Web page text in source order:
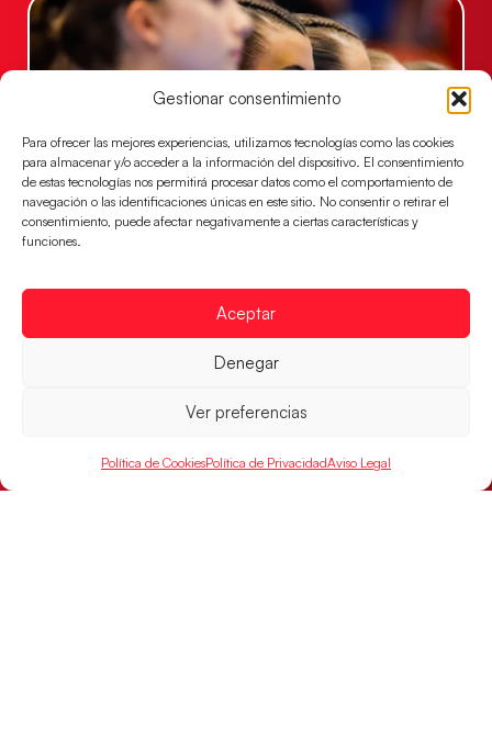
Gestionar consentimiento
Para ofrecer las mejores experiencias, utilizamos tecnologías como las cookies
para almacenar y/o acceder a la información del dispositivo. El consentimiento
de estas tecnologías nos permitirá procesar datos como el comportamiento de
navegación o las identificaciones únicas en este sitio. No consentir o retirar el
consentimiento, puede afectar negativamente a ciertas características y
funciones.
Aceptar
Denegar
Ver preferencias
Política de CookiesPolítica de PrivacidadAviso Legal
Las Guerreras Juveniles lucharán por el oro
El conjunto dirigido por Cristina Cabeza se lleva la
victoria en las semifinales contra Egipto y luchará por
el oro